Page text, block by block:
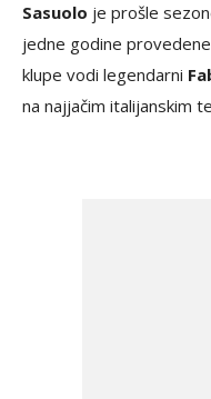
Sasuolo je prošle
jedne godine
klupe vodi legendarni
na najjačim italijanskim